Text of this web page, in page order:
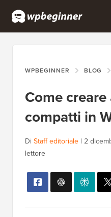
WPBEGINNER BLOG
Come
compatti in
Di Staff editoriale | 2
lettore